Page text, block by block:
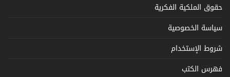
حقوق الملكية الفكرية
سياسة الخصوصية
شروط الإستخدام
فهرس الكتب